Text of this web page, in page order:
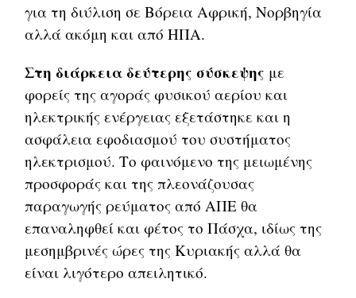
για τη διύλιση σε Βόρεια Αφρική, Νορβηγία
αλλά ακόμη και από ΗΠΑ.
Στη διάρκεια δεύτερης σύσκεψης με
φορείς της αγοράς φυσικού αερίου και
ηλεκτρικής ενέργειας εξετάστηκε και η
ασφάλεια εφοδιασμού του συστήματος
ηλεκτρισμού. Το φαινόμενο της μειωμένης
προσφοράς και της πλεονάζουσας
παραγωγής ρεύματος από ΑΠΕ θα
επαναληφθεί και φέτος το Πάσχα, ιδίως της
μεσημβρινές ώρες της Κυριακής αλλά θα
είναι λιγότερο απειλητικό.